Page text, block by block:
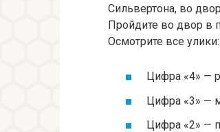
Сильвертона, во
Пройдите во двор в
Осмотрите все улики:
Цифра «4» —
Цифра «3» —
Цифра «2» —